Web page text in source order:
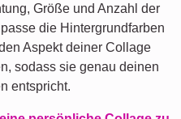
Größe und Anzahl der
die Hintergrundfarben
Aspekt deiner Collage
sodass sie genau deinen
entspricht.